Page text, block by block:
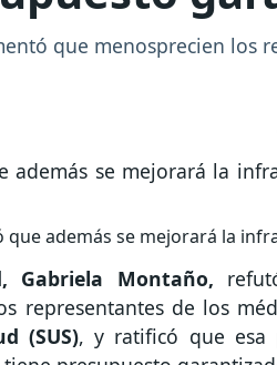
que menosprecien los
que además se mejorará la
Gabriela Montaño,
representantes de los
(SUS), y ratificó que esa